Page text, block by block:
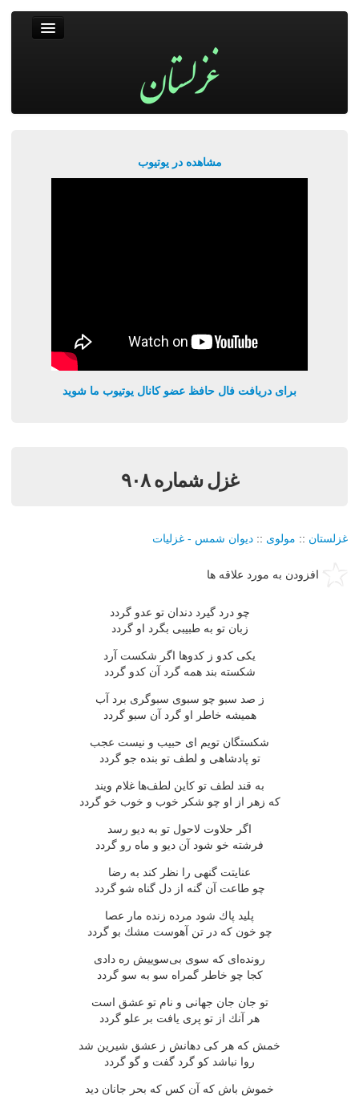
مشاهده در یوتیوب
برای دریافت فال حافظ عضو کانال یوتیوب ما شوید
غزل شماره ۹۰۸
غزلستان :: مولوی :: دیوان شمس - غزلیات
افزودن به مورد علاقه ها
چو درد گیرد دندان تو عدو گردد
زبان تو به طبیبی بگرد او گردد
یكی كدو ز كدوها اگر شكست آرد
شكسته بند همه گرد آن كدو گردد
ز صد سبو چو سبوی سبوگری برد آب
همیشه خاطر او گرد آن سبو گردد
شكستگان تویم ای حبیب و نیست عجب
تو پادشاهی و لطف تو بنده جو گردد
به قند لطف تو كاین لطف‌ها غلام ویند
كه زهر از او چو شكر خوب و خوب خو گردد
اگر حلاوت لاحول تو به دیو رسد
فرشته خو شود آن دیو و ماه رو گردد
عنایتت گنهی را نظر كند به رضا
چو طاعت آن گنه از دل گناه شو گردد
پلید پاك شود مرده زنده مار عصا
چو خون كه در تن آهوست مشك بو گردد
رونده‌ای كه سوی بی‌سوییش ره دادی
كجا چو خاطر گمراه سو به سو گردد
تو جان جان جهانی و نام تو عشق است
هر آنك از تو پری یافت بر علو گردد
خمش كه هر كی دهانش ز عشق شیرین شد
روا نباشد كو گرد گفت و گو گردد
خموش باش كه آن كس كه بحر جانان دید